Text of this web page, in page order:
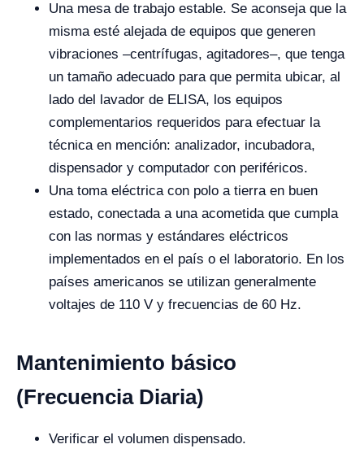
Una mesa de trabajo estable. Se aconseja que la
misma esté alejada de equipos que generen
vibraciones –centrífugas, agitadores–, que tenga
un tamaño adecuado para que permita ubicar, al
lado del lavador de ELISA, los equipos
complementarios requeridos para efectuar la
técnica en mención: analizador, incubadora,
dispensador y computador con periféricos.
Una toma eléctrica con polo a tierra en buen
estado, conectada a una acometida que cumpla
con las normas y estándares eléctricos
implementados en el país o el laboratorio. En los
países americanos se utilizan generalmente
voltajes de 110 V y frecuencias de 60 Hz.
Mantenimiento básico
(Frecuencia Diaria)
Verificar el volumen dispensado.